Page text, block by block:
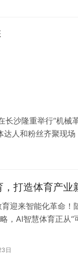
沙隆重举行“机械
人和粉丝齐聚现
为用户” 的初心使
打造体育产业
迎来智能化革命！
，AI智慧体育正从“
、赛”全流程的智能
场双轮驱动 政策赋
日